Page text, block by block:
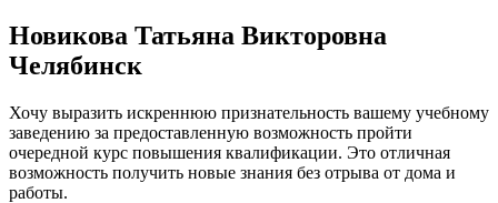
Новикова Татьяна Викторовна
Челябинск
Хочу выразить искреннюю признательность вашему учебному
заведению за предоставленную возможность пройти
очередной курс повышения квалификации. Это отличная
возможность получить новые знания без отрыва от дома и
работы.